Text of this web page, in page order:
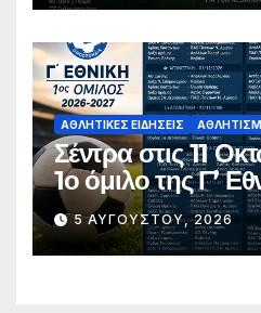
ΑΘΛΗΤΙΚΈΣ ΕΙΔΉΣΕΙΣ
Σέντρα στις 11
1ο όμιλο της Γ’
Ανακοινώθηκε το
πρόγραμμα
5 ΑΥΓΟΎΣΤΟΥ, 2026